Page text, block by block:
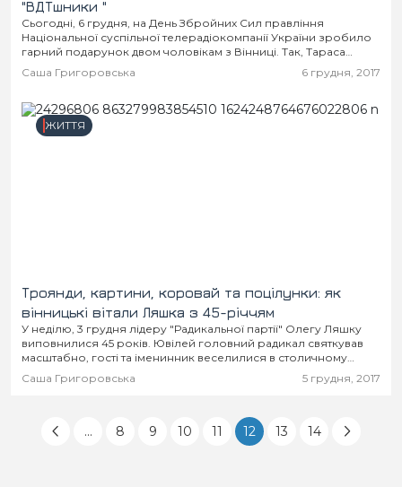
"ВДТшники "
Сьогодні, 6 грудня, на День Збройних Сил правління
Національної суспільної телерадіокомпанії України зробило
гарний подарунок двом чоловікам з Вінниці. Так, Тараса
Тарануху призначено менеджером Вінницької регіональної
філії "Суспільного", а Віктора...
Саша Григоровська 6 грудня, 2017
ЖИТТЯ
Троянди, картини, коровай та поцілунки: як
вінницькі вітали Ляшка з 45-річчям
У неділю, 3 грудня лідеру "Радикальної партії" Олегу Ляшку
виповнилися 45 років. Ювілей головний радикал святкував
масштабно, гості та іменинник веселилися в столичному
готелі President Hotel. Вітали, як то кажуть...
Саша Григоровська 5 грудня, 2017
... 8 9 10 11 12 13 14